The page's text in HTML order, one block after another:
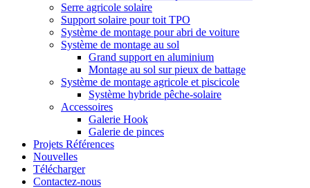
Serre agricole solaire
Support solaire pour toit TPO
Système de montage pour abri de voiture
Système de montage au sol
Grand support en aluminium
Montage au sol sur pieux de battage
Système de montage agricole et piscicole
Système hybride pêche-solaire
Accessoires
Galerie Hook
Galerie de pinces
Projets Références
Nouvelles
Télécharger
Contactez-nous